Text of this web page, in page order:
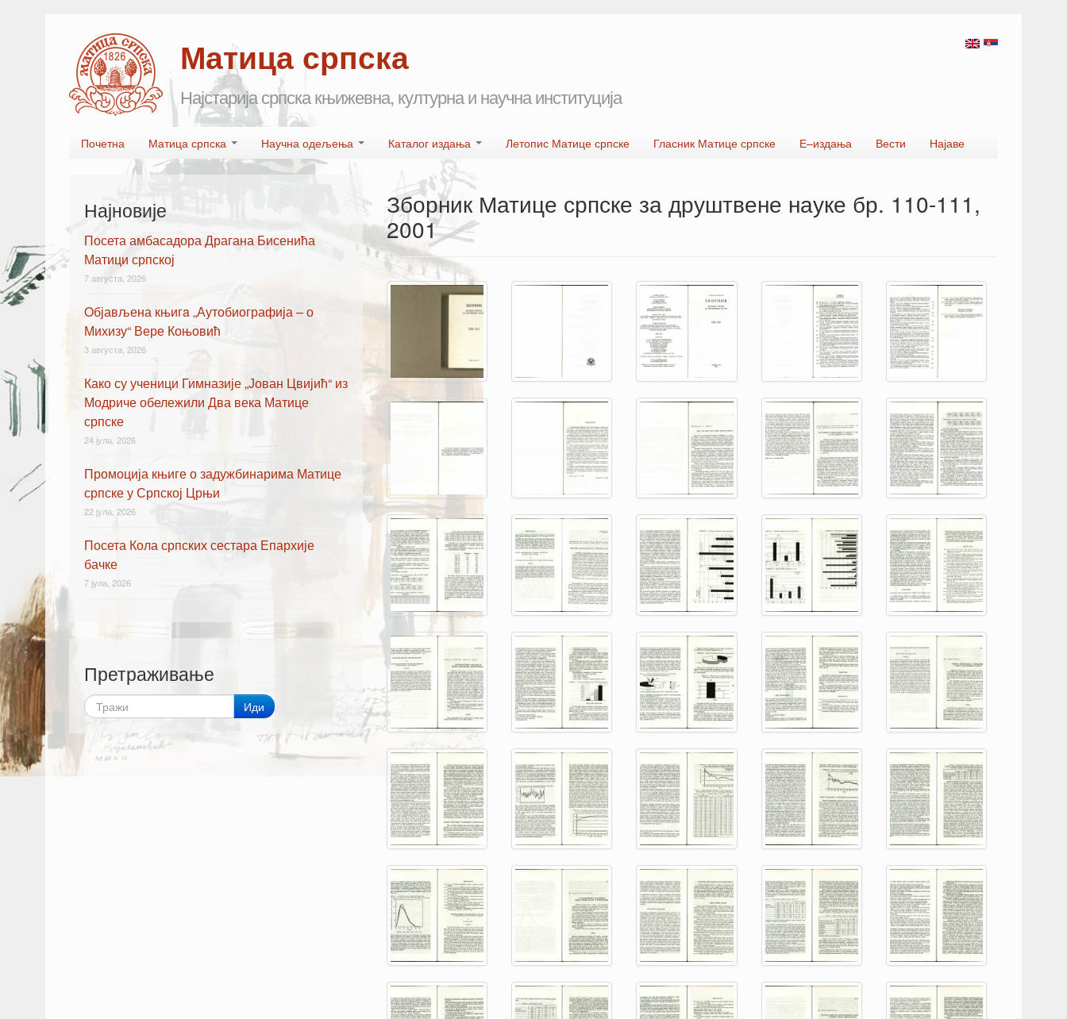
Матица српска
Најстарија српска књижевна, културна и научна институција
Main menu
Почетна Матица српска Научна одељења Каталог издања Летопис Матице српске Гласник Матице српске Е–издања Вести Најаве
Зборник Матице српске за друштвене науке бр. 110-111,
2001
Најновије
Посета амбасадора Драгана Бисенића
Матици српској
7 августа, 2026
Oбјављена књигa „Аутобиографија – о
Михизу“ Вере Коњовић
3 августа, 2026
Како су ученици Гимназије „Јован Цвијић“ из
Модриче обележили Два века Матице
српске
24 јула, 2026
Промоција књиге о задужбинарима Матице
српске у Српској Црњи
22 јула, 2026
Посета Кола српских сестара Епархије
бачке
7 јула, 2026
Претраживање
Иди